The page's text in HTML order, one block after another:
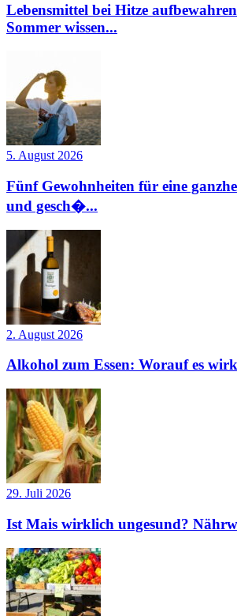
Lebensmittel bei Hitze
Sommer wissen...
5. August 2026
Fünf Gewohnheiten für eine
und gesch�...
2. August 2026
Alkohol zum Essen: Worauf es
29. Juli 2026
Ist Mais wirklich ungesund?